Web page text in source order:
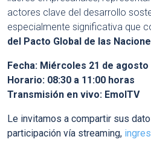
actores clave del desarrollo
especialmente significativa que
del Pacto Global de las
Fecha: Miércoles 21 de agosto
Horario: 08:30 a 11:00 horas
Transmisión en vivo: EmolTV
Le invitamos a compartir sus
participación vía streaming,